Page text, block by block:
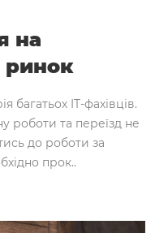
на
ринок
багатьох IT-фахівців.
роботи та переїзд не
до роботи за
прок..